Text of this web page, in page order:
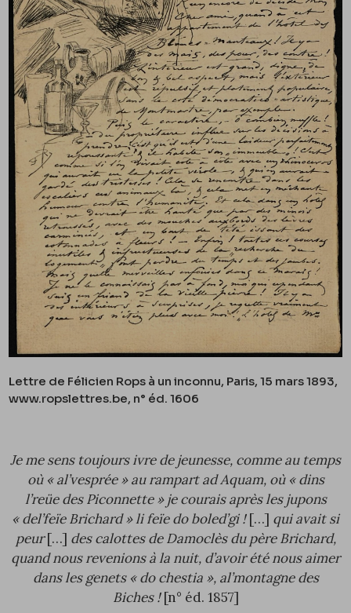
Lettre de Félicien Rops à un inconnu, Paris, 15 mars 1893,
www.ropslettres.be, n° éd.1606
Je me sens toujours ivre de jeunesse, comme au temps
où « al’vesprée » au rampart ad Aquam, où « dins
l’reüe des Piconnette » je courais après les jupons
« del’feïe Brichard » li feïe do boled’gi ![…] qui avait si
peur[…] des calottes de Damoclès du père Brichard,
quand nous revenions à la nuit, d’avoir été nous aimer
dans les genets « do chestia », al’montagne des
Biches ![n° éd. 1857]